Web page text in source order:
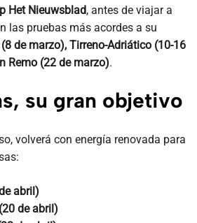
Het Nieuwsblad, antes de viajar a
las pruebas más acordes a su
de marzo), Tirreno-Adriático (10-16
Remo (22 de marzo).
su gran objetivo
volverá con energía renovada para
abril)
de abril)